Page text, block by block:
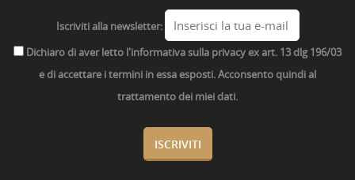
Iscriviti alla newsletter:
Dichiaro di aver letto l'informativa sulla privacy ex art. 13 dlg 196/03
e di accettare i termini in essa esposti. Acconsento quindi al
trattamento dei miei dati.